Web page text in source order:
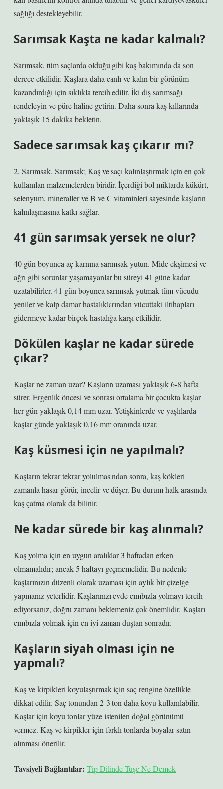
sağlığı destekleyebilir.
Sarımsak Kaşta ne kadar kalmalı?
Sarımsak, tüm saçlarda olduğu gibi kaş bakımında da son
derece etkilidir. Kaşlara daha canlı ve kalın bir görünüm
kazandırdığı için sıklıkla tercih edilir. İki diş sarımsağı
rendeleyin ve püre haline getirin. Daha sonra kaş kıllarında
yaklaşık 15 dakika bekletin.
Sadece sarımsak kaş çıkarır mı?
2. Sarımsak. Sarımsak; Kaş ve saçı kalınlaştırmak için en çok
kullanılan malzemelerden biridir. İçerdiği bol miktarda kükürt,
selenyum, mineraller ve B ve C vitaminleri sayesinde kaşların
kalınlaşmasına katkı sağlar.
41 gün sarımsak yersek ne olur?
40 gün boyunca aç karnına sarımsak yutun. Mide ekşimesi ve
ağrı gibi sorunlar yaşamayanlar bu süreyi 41 güne kadar
uzatabilirler. 41 gün boyunca sarımsak yutmak tüm vücudu
yeniler ve kalp damar hastalıklarından vücuttaki iltihapları
gidermeye kadar birçok hastalığa karşı etkilidir.
Dökülen kaşlar ne kadar sürede
çıkar?
Kaşlar ne zaman uzar? Kaşların uzaması yaklaşık 6-8 hafta
sürer. Ergenlik öncesi ve sonrası ortalama bir çocukta kaşlar
her gün yaklaşık 0,14 mm uzar. Yetişkinlerde ve yaşlılarda
kaşlar günde yaklaşık 0,16 mm oranında uzar.
Kaş küsmesi için ne yapılmalı?
Kaşların tekrar tekrar yolulmasından sonra, kaş kökleri
zamanla hasar görür, incelir ve düşer. Bu durum halk arasında
kaş çatma olarak da bilinir.
Ne kadar sürede bir kaş alınmalı?
Kaş yolma için en uygun aralıklar 3 haftadan erken
olmamalıdır; ancak 5 haftayı geçmemelidir. Bu nedenle
kaşlarınızın düzenli olarak uzaması için aylık bir çizelge
yapmanız yeterlidir. Kaşlarınızı evde cımbızla yolmayı tercih
ediyorsanız, doğru zamanı beklemeniz çok önemlidir. Kaşları
cımbızla yolmak için en iyi zaman duştan sonradır.
Kaşların siyah olması için ne
yapmalı?
Kaş ve kirpikleri koyulaştırmak için saç rengine özellikle
dikkat edilir. Saç tonundan 2-3 ton daha koyu kullanılabilir.
Kaşlar için koyu tonlar yüze istenilen doğal görünümü
vermez. Kaş ve kirpikler için farklı tonlarda boyalar satın
alınması önerilir.
Tavsiyeli Bağlantılar: Tip Dilinde Tuşe Ne Demek